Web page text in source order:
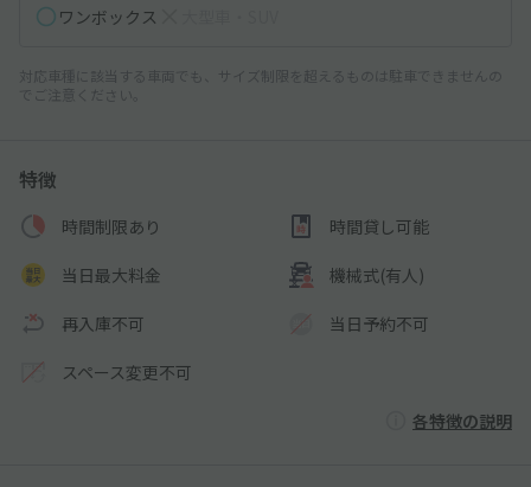
ワンボックス
対応車種に該当する車両でも、サイズ制限を超えるものは駐車できませんの
でご注意ください。
特徴
時間制限あり 時間貸し可能
当日最大料金 機械式(有人)
再入庫不可 当日予約不可
スペース変更不可
各特徴の説明